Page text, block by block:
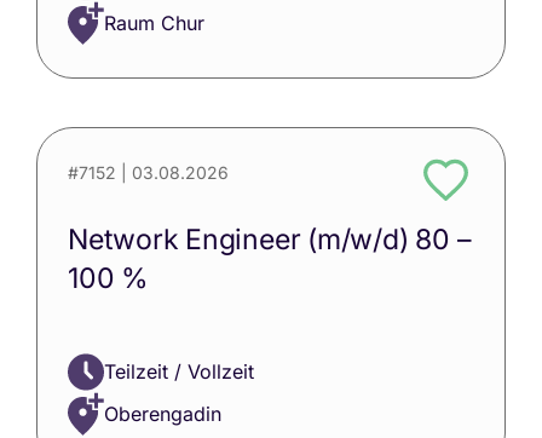
Raum Chur
#7152 | 03.08.2026
Network Engineer (m/w/d) 80 –
100 %
Teilzeit / Vollzeit
Oberengadin